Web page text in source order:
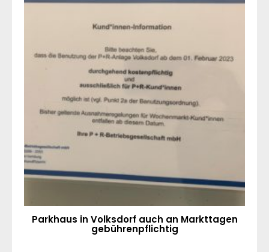
Parkhaus in Volksdorf auch an Markttagen
gebührenpflichtig